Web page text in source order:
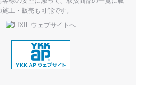
工・販売も可能です。